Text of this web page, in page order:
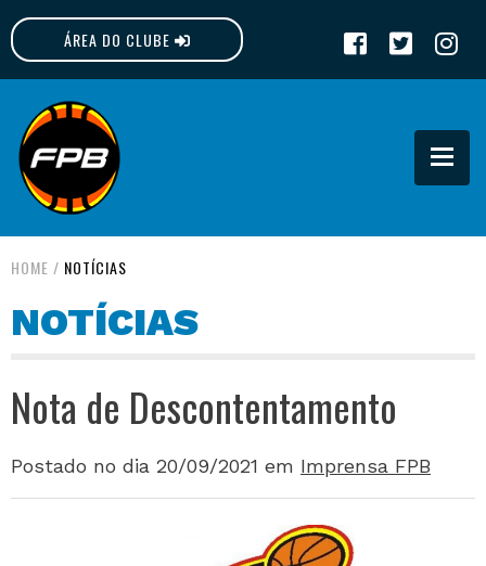
ÁREA DO CLUBE
FPB
HOME / NOTÍCIAS
NOTÍCIAS
Nota de Descontentamento
Postado no dia 20/09/2021 em Imprensa FPB